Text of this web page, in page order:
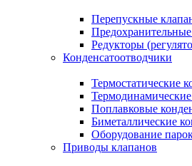
Перепускные
Редукторы
Конденсатоотводчики
Термостатические
Поплавковые
Биметаллические
Оборудование
Приводы клапанов